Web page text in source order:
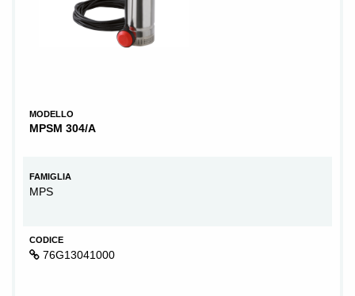
MODELLO
MPSM 304/A
FAMIGLIA
MPS
CODICE
76G13041000